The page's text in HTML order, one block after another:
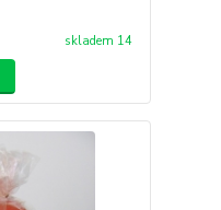
skladem 14